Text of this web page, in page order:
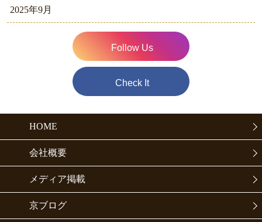
2025年9月
Follow Us
Check It
HOME
会社概要
メディア掲載
京ブログ